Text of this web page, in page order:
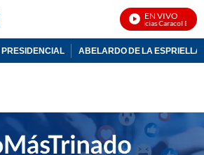
EN VIVO
Noticias Caracol En Vivo
PRESIDENCIAL ABELARDO DE LA ESPRIELLA